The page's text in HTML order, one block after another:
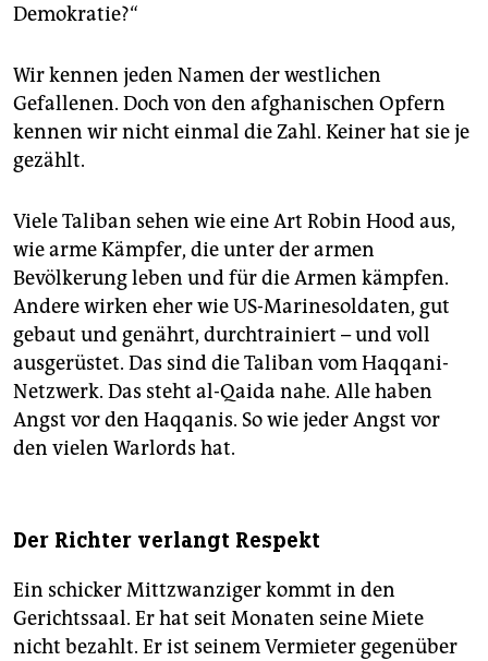
Demokratie?“
Wir kennen jeden Namen der westlichen
Gefallenen. Doch von den afghanischen Opfern
kennen wir nicht einmal die Zahl. Keiner hat sie je
gezählt.
Viele Taliban sehen wie eine Art Robin Hood aus,
wie arme Kämpfer, die unter der armen
Bevölkerung leben und für die Armen kämpfen.
Andere wirken eher wie US-Marinesoldaten, gut
gebaut und genährt, durchtrainiert – und voll
ausgerüstet. Das sind die Taliban vom Haqqani-
Netzwerk. Das steht al-Qaida nahe. Alle haben
Angst vor den Haqqanis. So wie jeder Angst vor
den vielen Warlords hat.
Der Richter verlangt Respekt
Ein schicker Mittzwanziger kommt in den
Gerichtssaal. Er hat seit Monaten seine Miete
nicht bezahlt. Er ist seinem Vermieter gegenüber